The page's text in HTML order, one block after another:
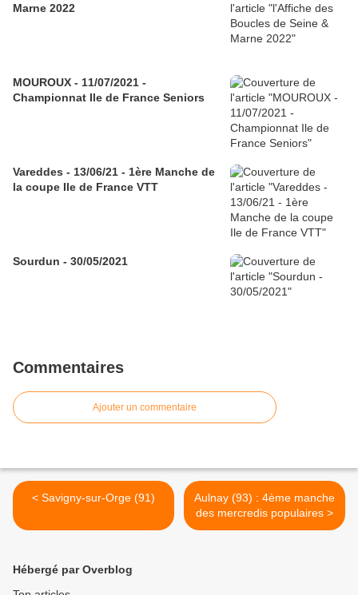
Marne 2022
MOUROUX - 11/07/2021 -
Championnat Ile de France Seniors
Vareddes - 13/06/21 - 1ère Manche de
la coupe Ile de France VTT
Sourdun - 30/05/2021
Commentaires
Ajouter un commentaire
< Savigny-sur-Orge (91)
Aulnay (93) : 4ème manche
des mercredis populaires >
Hébergé par Overblog